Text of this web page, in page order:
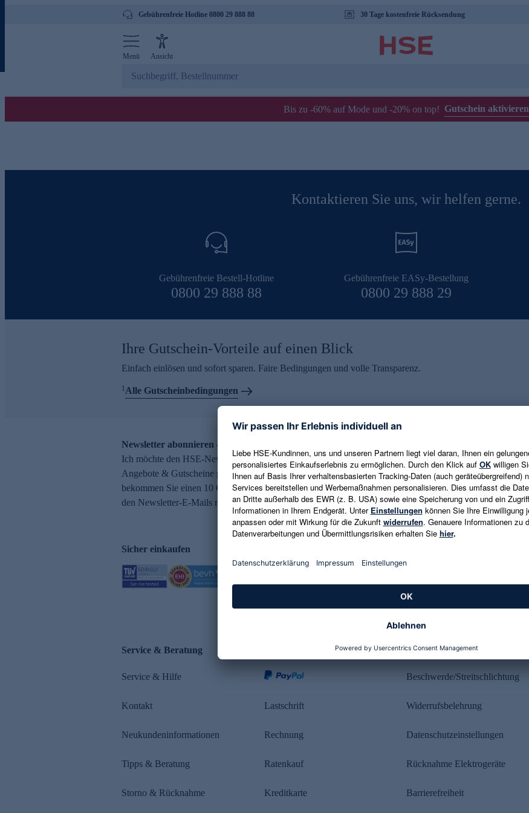
Gebührenfreie Hotline 0800 29 888 88 30 Tage kostenfreie Rücksendung
Menü Ansicht
Bis zu -60% auf Mode und -20% on top! Gutschein aktivieren
Kontaktieren Sie uns, wir helfen gerne.
Gebührenfreie Bestell-Hotline
0800 29 888 88
Gebührenfreie EASy-Bestellung
0800 29 888 29
Ihre Gutschein-Vorteile auf einen Blick
Einfach einlösen und sofort sparen. Faire Bedingungen und volle Transparenz.
1Alle Gutscheinbedingungen
Newsletter abonnieren – 10 € Gutschein erhalten
Ich möchte den HSE-Newsletter abonnieren und aktuelle Trends,
Angebote & Gutscheine per E-Mail erhalten. Als Dankeschön
bekommen Sie einen 10 € Gutschein. Eine Abmeldung ist jederzeit in
den Newsletter-E-Mails möglich.
E-Mail-Adresse eingeben
Es gelten die Datenschutzrichtlinien
Sicher einkaufen
Service & Beratung
Service & Hilfe
Kontakt
Neukundeninformationen
Tipps & Beratung
Storno & Rücknahme
Lastschrift
Rechnung
Ratenkauf
Kreditkarte
Rechtliches
Beschwerde/Streitschlichtung
Widerrufsbelehrung
Datenschutzeinstellungen
Rücknahme Elektrogeräte
Barrierefreiheit